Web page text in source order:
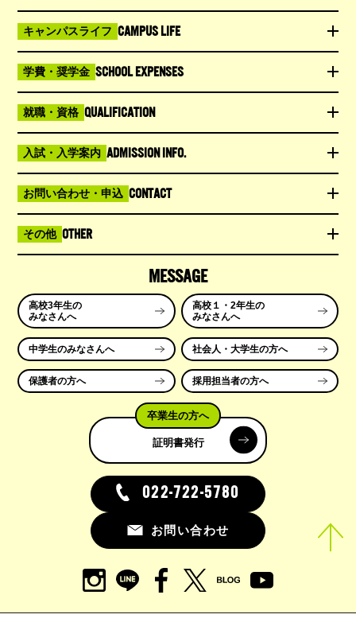
キャンパスライフ CAMPUS LIFE
学費・奨学金 SCHOOL EXPENSES
就職・資格 QUALIFICATION
入試・入学案内 ADMISSION INFO.
お問い合わせ・申込 CONTACT
その他 OTHER
MESSAGE
高校3年生の
みなさんへ
高校１・2年生の
みなさんへ
中学生のみなさんへ 社会人・大学生の方へ
保護者の方へ 採用担当者の方へ
卒業生の方へ
証明書発行
022-722-5780
お問い合わせ